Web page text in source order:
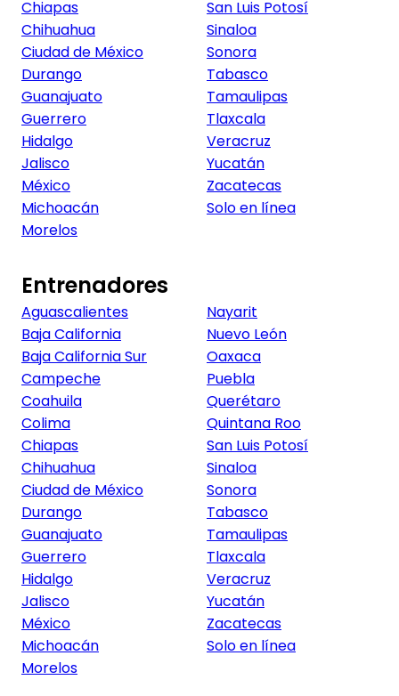
Chiapas
Chihuahua
Ciudad de México
Durango
Guanajuato
Guerrero
Hidalgo
Jalisco
México
Michoacán
Morelos
San Luis Potosí
Sinaloa
Sonora
Tabasco
Tamaulipas
Tlaxcala
Veracruz
Yucatán
Zacatecas
Solo en línea
Entrenadores
Aguascalientes
Baja California
Baja California Sur
Campeche
Coahuila
Colima
Chiapas
Chihuahua
Ciudad de México
Durango
Guanajuato
Guerrero
Hidalgo
Jalisco
México
Michoacán
Morelos
Nayarit
Nuevo León
Oaxaca
Puebla
Querétaro
Quintana Roo
San Luis Potosí
Sinaloa
Sonora
Tabasco
Tamaulipas
Tlaxcala
Veracruz
Yucatán
Zacatecas
Solo en línea